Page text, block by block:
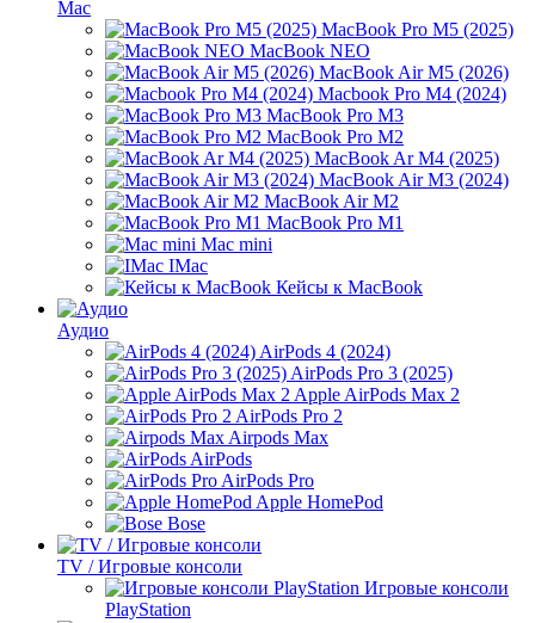
Mac
MacBook Pro M5 (2025)
MacBook NEO
MacBook Air M5 (2026)
Macbook Pro M4 (2024)
MacBook Pro M3
MacBook Pro M2
MacBook Ar M4 (2025)
MacBook Air M3 (2024)
MacBook Air M2
MacBook Pro M1
Mac mini
IMac
Кейсы к MacBook
Аудио
AirPods 4 (2024)
AirPods Pro 3 (2025)
Apple AirPods Max 2
AirPods Pro 2
Airpods Max
AirPods
AirPods Pro
Apple HomePod
Bose
TV / Игровые консоли
Игровые консоли
PlayStation